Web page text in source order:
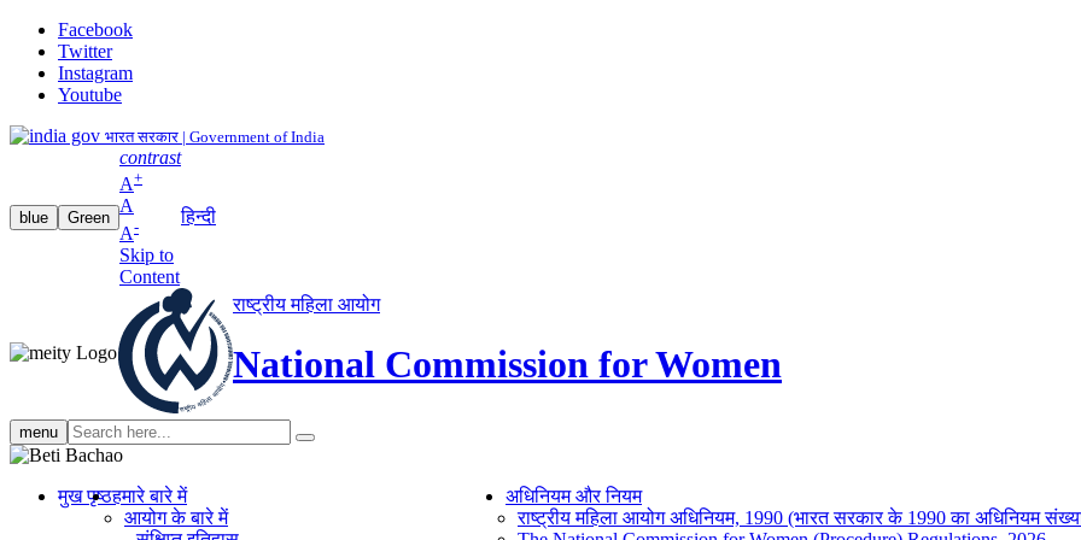
Facebook
Twitter
Instagram
Youtube
भारत सरकार | Government of India
blue Green
contrast
A+
A
A-
Skip to
Content
हिन्दी
राष्ट्रीय महिला आयोग
National Commission for Women
menu Search
search
मुख पृष्ठहमारे बारे में
आयोग के बारे में
अधिनियम और नियम
राष्ट्रीय महिला आयोग अधिनियम, 1990 (भारत सरकार के 1990 का अधिनियम